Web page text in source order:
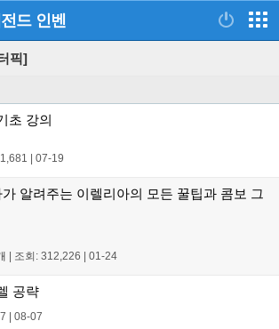
드 인벤
픽]
초 강의
07-19
알려주는 이렐리아의 모든 꿀팁과 콤보 그
| 조회: 312,226 | 01-24
공략
| 08-07